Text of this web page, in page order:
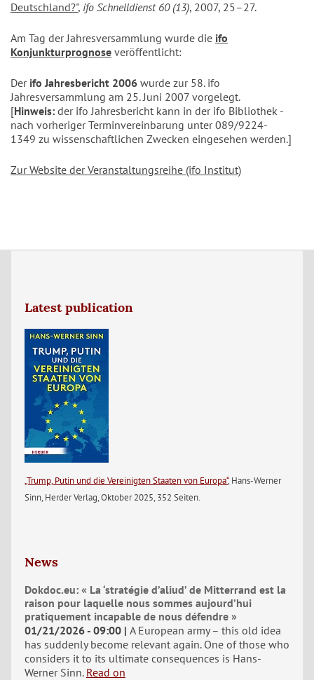
Deutschland?", ifo Schnelldienst 60 (13), 2007, 25–27.
Am Tag der Jahresversammlung wurde die ifo
Konjunkturprognose veröffentlicht:
Der ifo Jahresbericht 2006 wurde zur 58. ifo
Jahresversammlung am 25. Juni 2007 vorgelegt.
[Hinweis: der ifo Jahresbericht kann in der ifo Bibliothek -
nach vorheriger Terminvereinbarung unter 089/9224-
1349 zu wissenschaftlichen Zwecken eingesehen werden.]
Zur Website der Veranstaltungsreihe (ifo Institut)
Latest publication
„Trump, Putin und die Vereinigten Staaten von Europa“, Hans-Werner
Sinn, Herder Verlag, Oktober 2025, 352 Seiten.
News
Dokdoc.eu: « La ‘stratégie d’aliud’ de Mitterrand est la
raison pour laquelle nous sommes aujourd’hui
pratiquement incapable de nous défendre »
01/21/2026 - 09:00 A European army – this old idea
has suddenly become relevant again. One of those who
considers it to its ultimate consequences is Hans-
Werner Sinn. Read on